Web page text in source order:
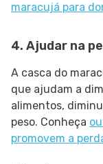
maracujá para
4. Ajudar na
A casca do
que ajudam a
alimentos,
peso. Conheça
promovem a